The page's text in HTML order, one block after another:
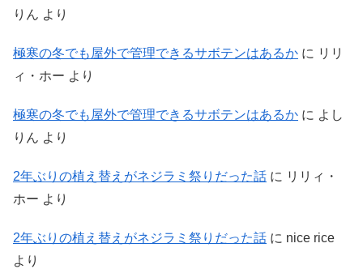
りん より
極寒の冬でも屋外で管理できるサボテンはあるか に リリ
ィ・ホー より
極寒の冬でも屋外で管理できるサボテンはあるか に よし
りん より
2年ぶりの植え替えがネジラミ祭りだった話 に リリィ・
ホー より
2年ぶりの植え替えがネジラミ祭りだった話 に nice rice
より